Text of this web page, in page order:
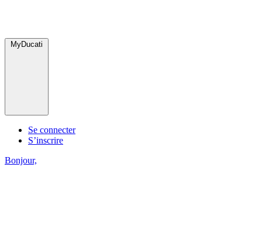
MyDucati
Se connecter
S’inscrire
Bonjour,